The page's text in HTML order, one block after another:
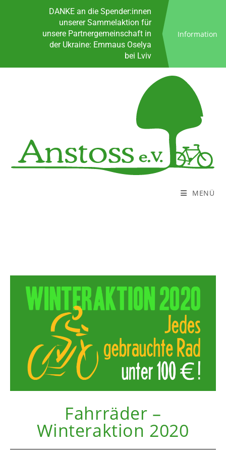
Information
DANKE an die Spender:innen
unserer Sammelaktion für
unsere Partnergemeinschaft in
der Ukraine: Emmaus Oselya
bei Lviv
Sprungbrett für Neustart ins
KoALa - Das kostenlose
Anstoss Lastenrad
Bürozeiten
Kontakt
DANKE an die Spender:innen
unserer Sammelaktion für
unsere Partnergemeinschaft in
der Ukraine: Emmaus Oselya
MENÜ
Fahrräder –
Winteraktion 2020